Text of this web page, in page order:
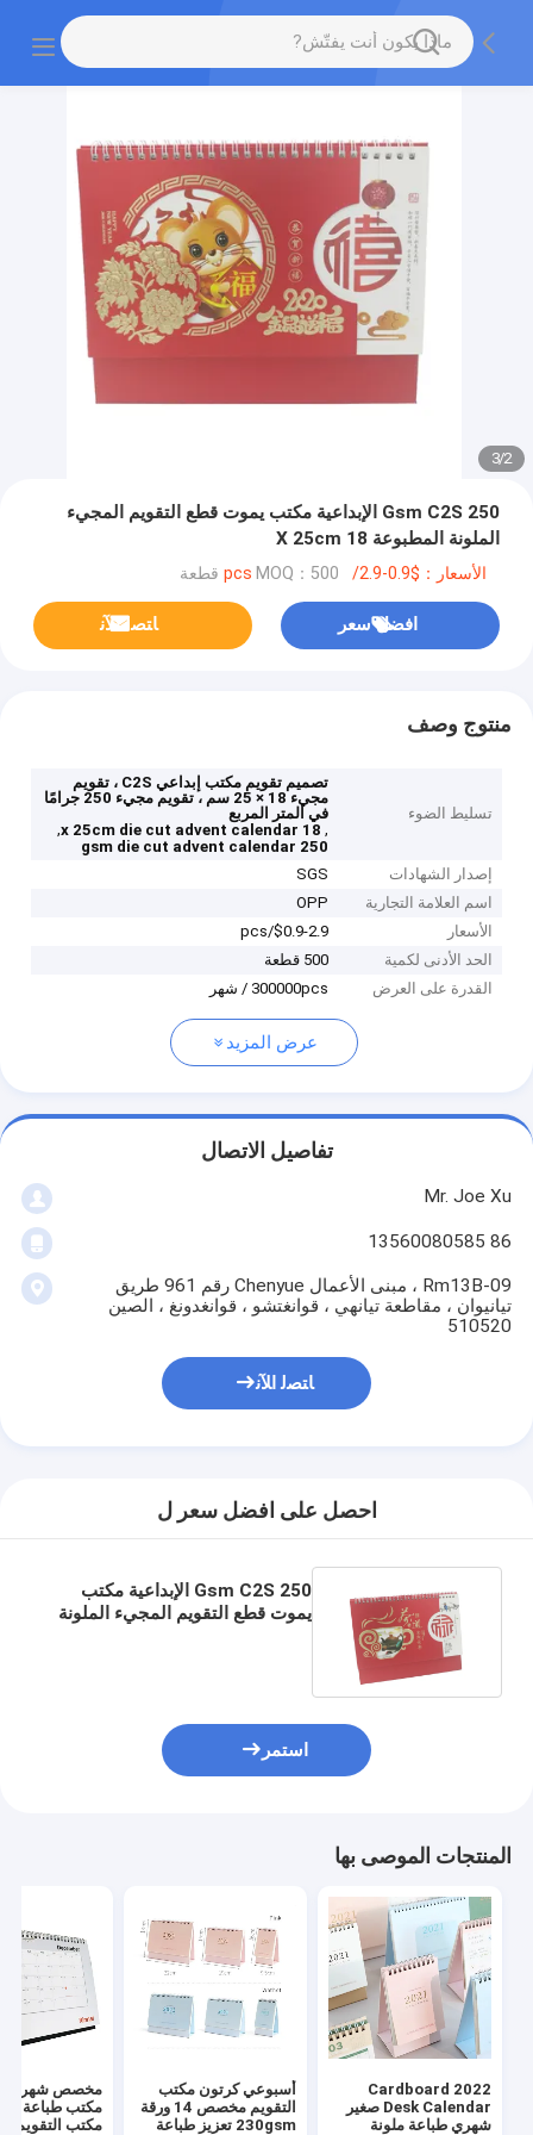
2
/
3
250 Gsm C2S الإبداعية مكتب يموت قطع التقويم المجيء
الملونة المطبوعة 18 X 25cm
الأسعار：$0.9-2.9/pcs MOQ：500 قطعة
افضل سعر ﺎﺘﺼﻟ ﺍﻶﻧ
منتوج وصف
تسليط الضوء
تصميم تقويم مكتب إبداعي C2S ، تقويم
مجيء 18 × 25 سم ، تقويم مجيء 250 جرامًا
في المتر المربع
,
18 x 25cm die cut advent calendar
,
250 gsm die cut advent calendar
إصدار الشهادات
SGS
اسم العلامة التجارية
OPP
الأسعار
$0.9-2.9/pcs
الحد الأدنى لكمية
500 قطعة
القدرة على العرض
300000pcs / شهر
عرض المزيد
تفاصيل الاتصال
Mr. Joe Xu
86 13560080585
Rm13B-09 ، مبنى الأعمال Chenyue رقم 961 طريق
تيانيوان ، مقاطعة تيانهي ، قوانغتشو ، قوانغدونغ ، الصين
510520
ﺎﺘﺼﻟ ﺍﻶﻧ
احصل على افضل سعر ل
250 Gsm C2S الإبداعية مكتب
يموت قطع التقويم المجيء الملونة
استمر
المنتجات الموصى بها
2022 Cardboard
Desk Calendar صغير
شهري طباعة ملونة
أسبوعي كرتون مكتب
التقويم مخصص 14 ورقة
230gsm تعزيز طباعة
مخصص شهري
مكتب طباعة
مكتب التقويم 200gsm